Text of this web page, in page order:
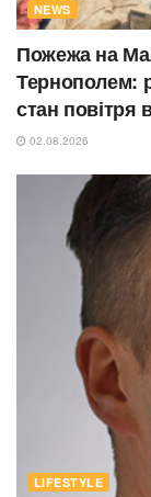
NEWS
Пожежа на
Тернополем:
стан повітря
02.08.2026
LIFESTYLE